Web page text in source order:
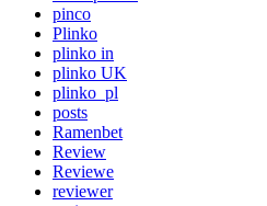
pinco
Plinko
plinko in
plinko UK
plinko_pl
posts
Ramenbet
Review
Reviewe
reviewer